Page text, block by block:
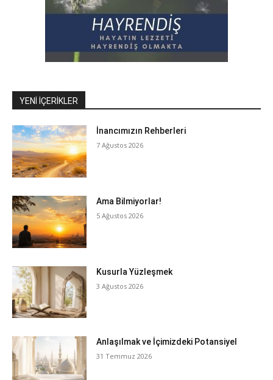
YENI İÇERIKLER
İnancımızın Rehberleri
7 Ağustos 2026
Ama Bilmiyorlar!
5 Ağustos 2026
Kusurla Yüzleşmek
3 Ağustos 2026
Anlaşılmak ve İçimizdeki Potansiyel
31 Temmuz 2026